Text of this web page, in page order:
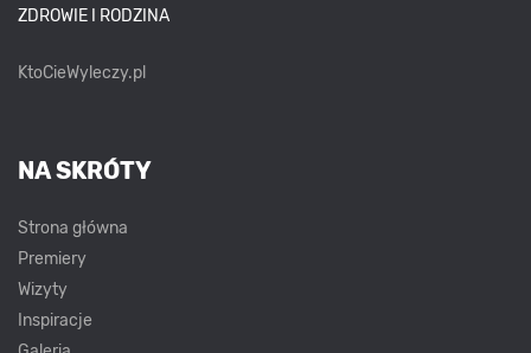
ZDROWIE I RODZINA
KtoCieWyleczy.pl
NA SKRÓTY
Strona główna
Premiery
Wizyty
Inspiracje